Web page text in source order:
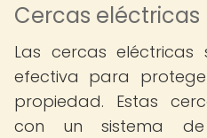
Cercas eléctricas
Las cercas
efectiva para
propiedad. Estas
con un sistema de